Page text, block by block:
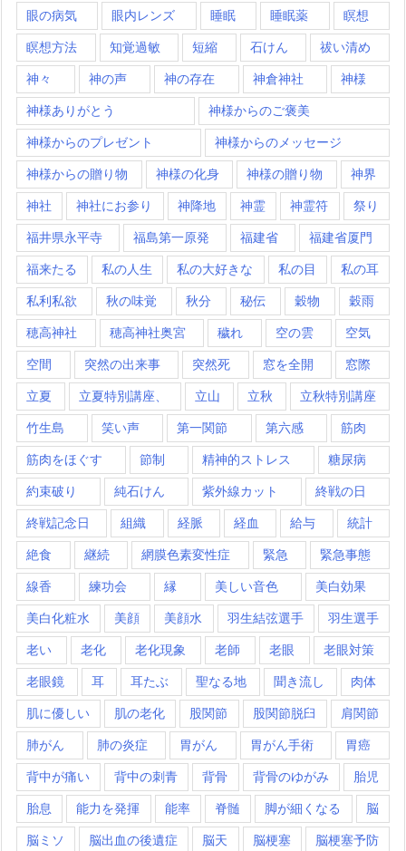
眼の病気 眼内レンズ 睡眠 睡眠薬 瞑想
瞑想方法 知覚過敏 短縮 石けん 祓い清め
神々 神の声 神の存在 神倉神社 神様
神様ありがとう 神様からのご褒美
神様からのプレゼント 神様からのメッセージ
神様からの贈り物 神様の化身 神様の贈り物 神界
神社 神社にお参り 神降地 神霊 神霊符 祭り
福井県永平寺 福島第一原発 福建省 福建省厦門
福来たる 私の人生 私の大好きな 私の目 私の耳
私利私欲 秋の味覚 秋分 秘伝 穀物 穀雨
穂高神社 穂高神社奥宮 穢れ 空の雲 空気
空間 突然の出来事 突然死 窓を全開 窓際
立夏 立夏特別講座、 立山 立秋 立秋特別講座
竹生島 笑い声 第一関節 第六感 筋肉
筋肉をほぐす 節制 精神的ストレス 糖尿病
約束破り 純石けん 紫外線カット 終戦の日
終戦記念日 組織 経脈 経血 給与 統計
絶食 継続 網膜色素変性症 緊急 緊急事態
線香 練功会 縁 美しい音色 美白効果
美白化粧水 美顔 美顔水 羽生結弦選手 羽生選手
老い 老化 老化現象 老師 老眼 老眼対策
老眼鏡 耳 耳たぶ 聖なる地 聞き流し 肉体
肌に優しい 肌の老化 股関節 股関節脱臼 肩関節
肺がん 肺の炎症 胃がん 胃がん手術 胃癌
背中が痛い 背中の刺青 背骨 背骨のゆがみ 胎児
胎息 能力を発揮 能率 脊髄 脚が細くなる 脳
脳ミソ 脳出血の後遺症 脳天 脳梗塞 脳梗塞予防